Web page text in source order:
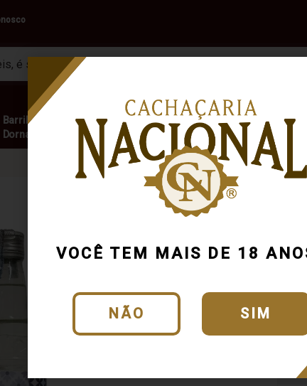
VOCÊ TEM MAIS DE 18
NÃO SIM
Barril e
Dorna
Acessórios
Outras
Bebidas
Marcas
Cód.: